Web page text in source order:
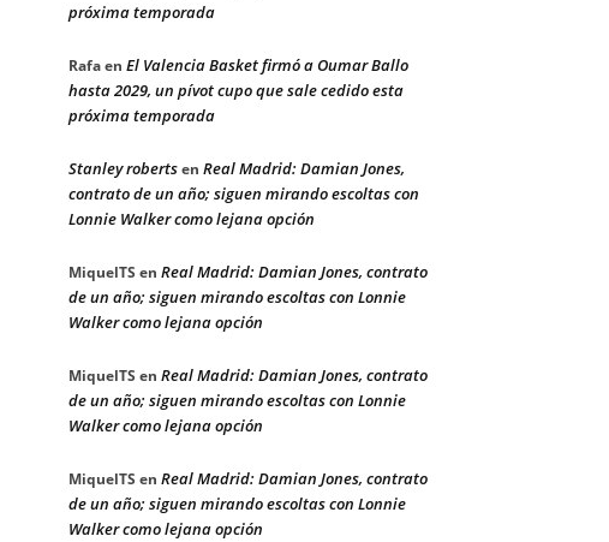
próxima temporada
Rafaen El Valencia Basket firmó a Oumar Ballo
hasta 2029, un pívot cupo que sale cedido esta
próxima temporada
Stanley robertsen Real Madrid: Damian Jones,
contrato de un año; siguen mirando escoltas con
Lonnie Walker como lejana opción
MiquelTS en Real Madrid: Damian Jones, contrato
de un año; siguen mirando escoltas con Lonnie
Walker como lejana opción
MiquelTS en Real Madrid: Damian Jones, contrato
de un año; siguen mirando escoltas con Lonnie
Walker como lejana opción
MiquelTS en Real Madrid: Damian Jones, contrato
de un año; siguen mirando escoltas con Lonnie
Walker como lejana opción